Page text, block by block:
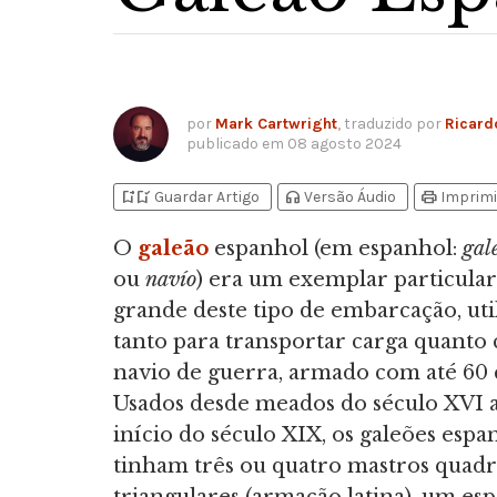
por Mark Cartwright, traduzido por
publicado em 08 agosto 2024
bookmark_addbookmark_added Guardar Artigo headphones Versão Áudio print
O galeão espanhol (em espanhol:
ou navío) era um exemplar
grande deste tipo de embarcação,
tanto para transportar carga quanto
navio de guerra, armado com até 60
Usados desde meados do século XVI
início do século XIX, os galeões
tinham três ou quatro mastros